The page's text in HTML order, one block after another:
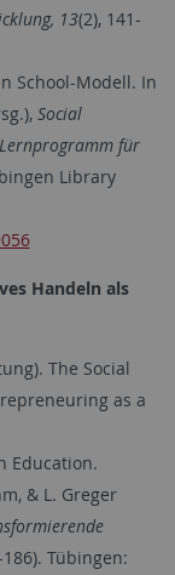
13(2), 141-
School-Modell. In
Social
für
Library
Handeln als
The Social
as a
Education.
& L. Greger
186). Tübingen: